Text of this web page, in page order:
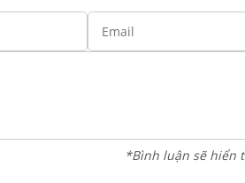
*Bình luận sẽ hiển